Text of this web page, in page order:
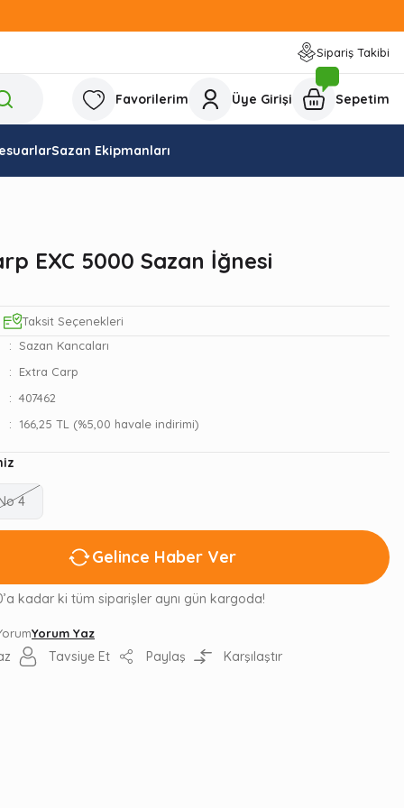
Sipariş Takibi
Favorilerim Üye Girişi Sepetim
Sazan Ekipmanları
Yorum Yaz
EXC 5000 Sazan İğnesi
Taksit Seçenekleri
Sazan Kancaları
Extra Carp
407462
166,25 TL (%5,00 havale indirimi)
4
Gelince Haber Ver
kadar ki tüm siparişler aynı gün kargoda!
Tavsiye Et Paylaş Karşılaştır